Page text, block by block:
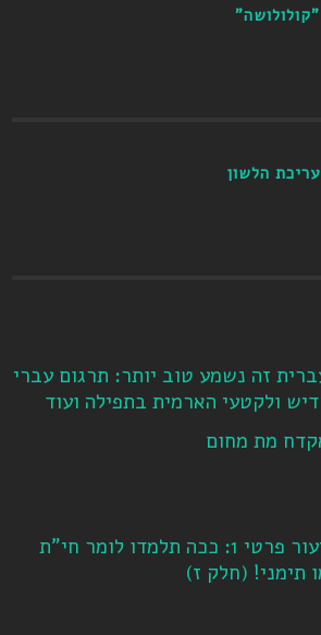
הלשון
זה נשמע טוב יותר: תרגום עברי
ולקטעי הארמית בתפילה ועוד
מת מחום
שיעור פרטי 1: ככה תלמדו לומר חי"ת
תימני! ‏(חלק ז‏)